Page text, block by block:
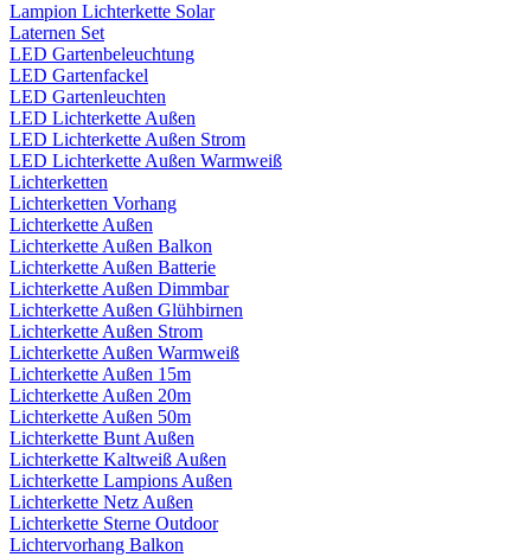
Lampion Lichterkette Solar
Laternen Set
LED Gartenbeleuchtung
LED Gartenfackel
LED Gartenleuchten
LED Lichterkette Außen
LED Lichterkette Außen Strom
LED Lichterkette Außen Warmweiß
Lichterketten
Lichterketten Vorhang
Lichterkette Außen
Lichterkette Außen Balkon
Lichterkette Außen Batterie
Lichterkette Außen Dimmbar
Lichterkette Außen Glühbirnen
Lichterkette Außen Strom
Lichterkette Außen Warmweiß
Lichterkette Außen 15m
Lichterkette Außen 20m
Lichterkette Außen 50m
Lichterkette Bunt Außen
Lichterkette Kaltweiß Außen
Lichterkette Lampions Außen
Lichterkette Netz Außen
Lichterkette Sterne Outdoor
Lichtervorhang Balkon